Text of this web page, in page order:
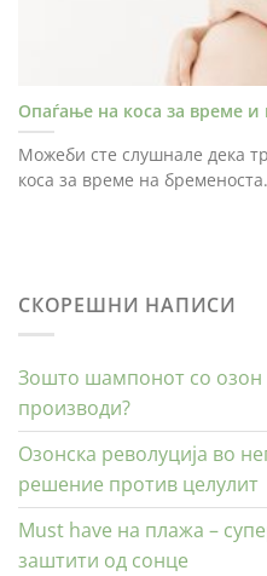
СКОРЕШНИ НАПИСИ
Зошто шампонот со озон
производи?
Озонска револуција во
решение против целулит
Must have на плажа –
заштити од сонце
Опаѓање на коса за време и
Можеби сте слушнале дека
коса за време на